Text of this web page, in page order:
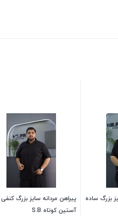
بزرگ ساده
پیراهن مردانه سایز بزرگ کنفی
آستین کوتاه S.B